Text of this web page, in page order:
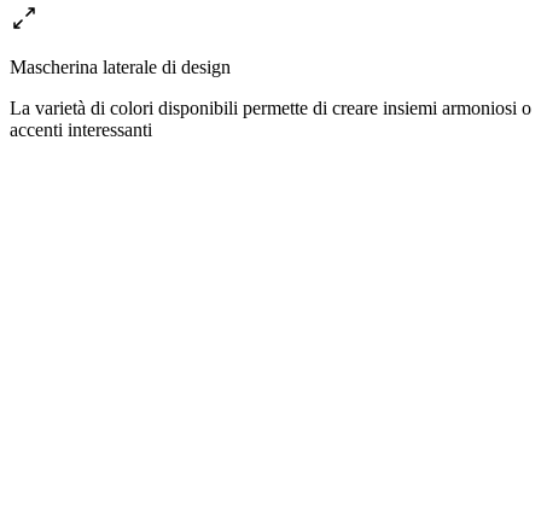
Mascherina laterale di design
La varietà di colori disponibili permette di creare insiemi armoniosi o
accenti interessanti